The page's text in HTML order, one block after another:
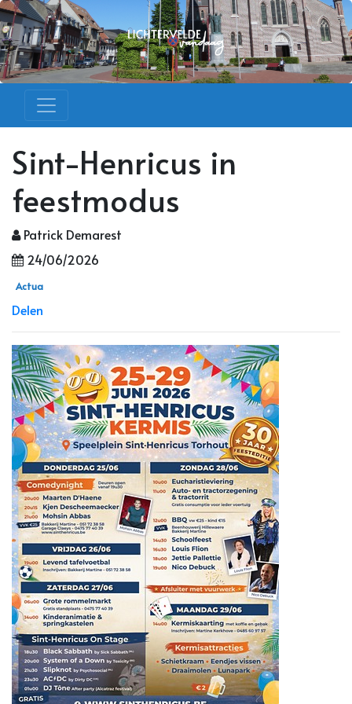
Sint-Henricus in
feestmodus
Patrick Demarest
24/06/2026
Actua
Delen